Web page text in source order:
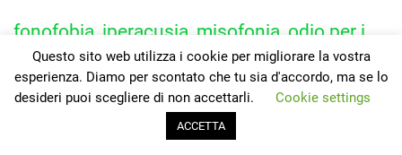
fonofobia iperacusia misofonia odio per i
suoni,paura dei suoni
Questo sito web utilizza i cookie per migliorare la vostra
esperienza. Diamo per scontato che tu sia d'accordo, ma se lo
desideri puoi scegliere di non accettarli.
Cookie settings
ACCETTA